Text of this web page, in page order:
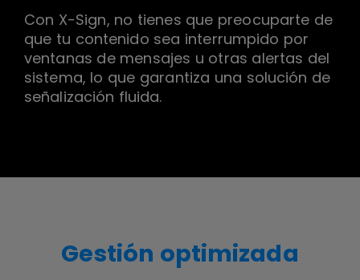
Con X-Sign, no tienes que preocuparte de
que tu contenido sea interrumpido por
ventanas de mensajes u otras alertas del
sistema, lo que garantiza una solución de
señalización fluida.
Gestión optimizada